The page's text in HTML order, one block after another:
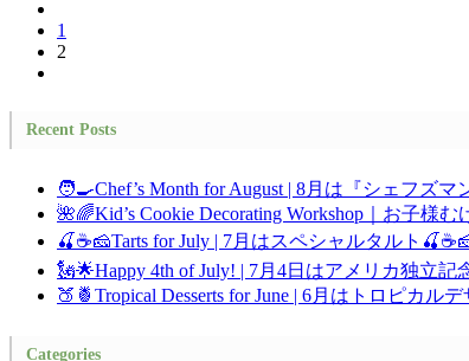
1
2
Recent Posts
🧑‍🍳Chef’s Month for August | 8月は『シェフズマ
🌺🌈Kid’s Cookie Decorating Workshop｜お子様
🍒☕🧀Tarts for July | 7月はスペシャルタルト
🗽🌟Happy 4th of July! | 7月4日はアメリカ独立記
🍑🍍Tropical Desserts for June | 6月はトロピカル
Categories